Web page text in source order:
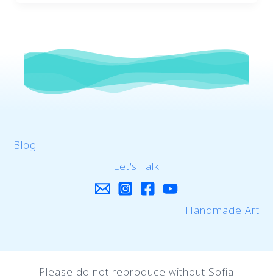
Blog
Let's Talk
Handmade Art
Please do not reproduce without Sofia